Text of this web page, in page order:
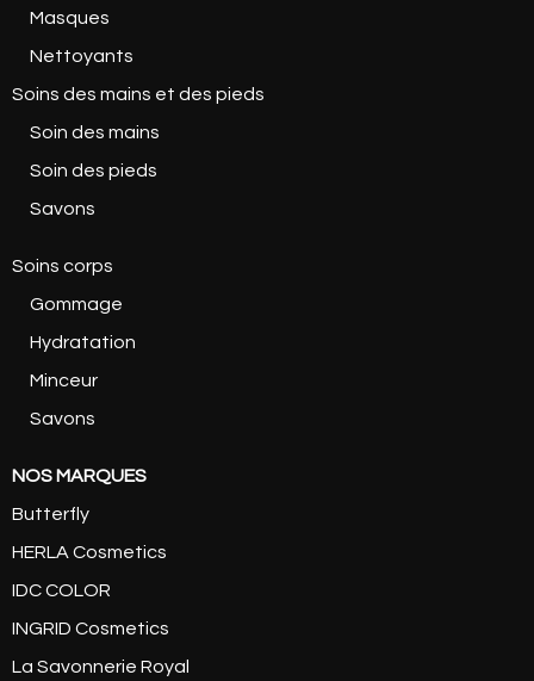
Masques
Nettoyants
Soins des mains et des pieds
Soin des mains
Soin des pieds
Savons
Soins corps
Gommage
Hydratation
Minceur
Savons
NOS MARQUES
Butterfly
HERLA Cosmetics
IDC COLOR
INGRID Cosmetics
La Savonnerie Royal